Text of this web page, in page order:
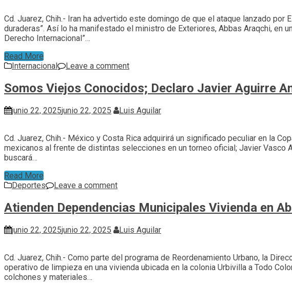
Cd. Juarez, Chih.- Iran ha advertido este domingo de que el ataque lanzado
duraderas”. Así lo ha manifestado el ministro de Exteriores, Abbas Araqchi, en
Derecho Internacional”…
Read More
Internacional
Leave a comment
Somos Viejos Conocidos; Declaro Javier Aguirre
junio 22, 2025junio 22, 2025 Luis Aguilar
Cd. Juarez, Chih.- México y Costa Rica adquirirá un significado peculiar en la
mexicanos al frente de distintas selecciones en un torneo oficial; Javier Vasco
buscará…
Read More
Deportes
Leave a comment
Atienden Dependencias Municipales Vivienda en
junio 22, 2025junio 22, 2025 Luis Aguilar
Cd. Juarez, Chih.- Como parte del programa de Reordenamiento Urbano, la
operativo de limpieza en una vivienda ubicada en la colonia Urbivilla a Todo
colchones y materiales…